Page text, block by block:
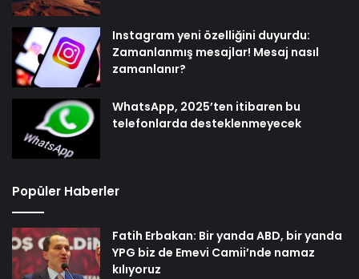
Instagram yeni özelliğini duyurdu:
Zamanlanmış mesajlar! Mesaj nasıl
zamanlanır?
WhatsApp, 2025’ten itibaren bu
telefonlarda desteklenmeyecek
Popüler Haberler
Fatih Erbakan: Bir yanda ABD, bir yanda
YPG biz de Emevi Camii’nde namaz
kılıyoruz